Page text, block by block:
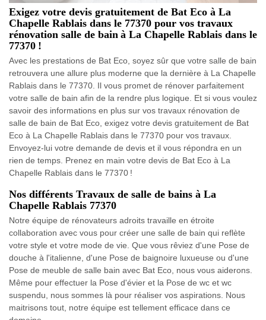
Exigez votre devis gratuitement de Bat Eco à La
Chapelle Rablais dans le 77370 pour vos travaux
rénovation salle de bain à La Chapelle Rablais dans le
77370 !
Avec les prestations de Bat Eco, soyez sûr que votre salle de bain
retrouvera une allure plus moderne que la dernière à La Chapelle
Rablais dans le 77370. Il vous promet de rénover parfaitement
votre salle de bain afin de la rendre plus logique. Et si vous voulez
savoir des informations en plus sur vos travaux rénovation de
salle de bain de Bat Eco, exigez votre devis gratuitement de Bat
Eco à La Chapelle Rablais dans le 77370 pour vos travaux.
Envoyez-lui votre demande de devis et il vous répondra en un
rien de temps. Prenez en main votre devis de Bat Eco à La
Chapelle Rablais dans le 77370 !
Nos différents Travaux de salle de bains à La
Chapelle Rablais 77370
Notre équipe de rénovateurs adroits travaille en étroite
collaboration avec vous pour créer une salle de bain qui reflète
votre style et votre mode de vie. Que vous rêviez d'une Pose de
douche à l'italienne, d'une Pose de baignoire luxueuse ou d'une
Pose de meuble de salle bain avec Bat Eco, nous vous aiderons.
Même pour effectuer la Pose d'évier et la Pose de wc et wc
suspendu, nous sommes là pour réaliser vos aspirations. Nous
maitrisons tout, notre équipe est tellement efficace dans ce